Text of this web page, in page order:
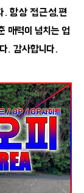
. 항상 접근성,편
매력이 넘치는 업
. 감사합니다.